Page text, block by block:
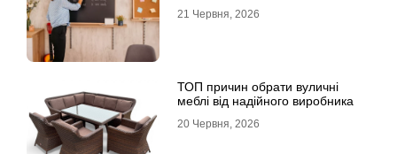
21 Червня, 2026
ТОП причин обрати вуличні
меблі від надійного виробника
20 Червня, 2026